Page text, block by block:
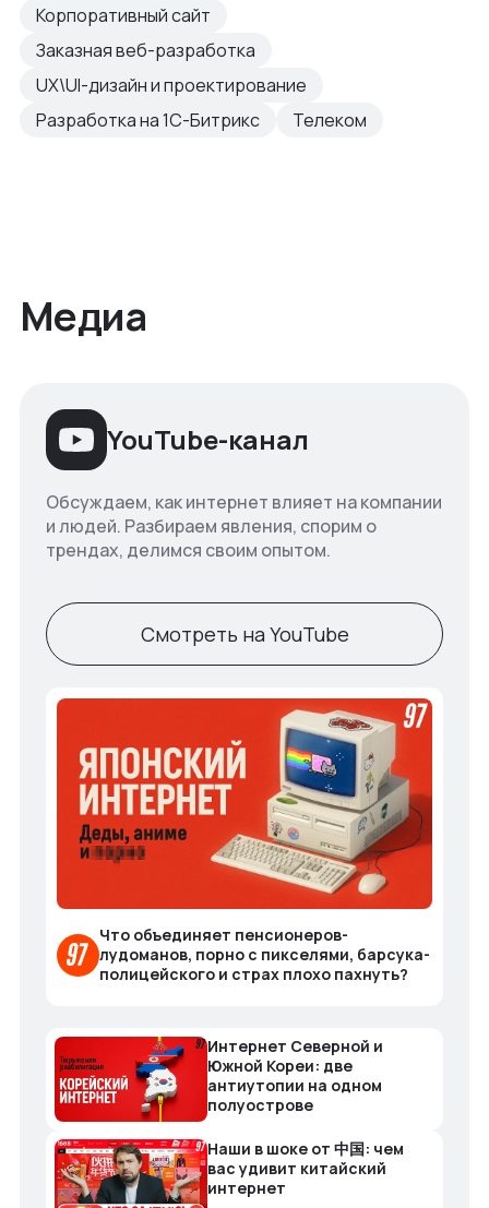
Корпоративный сайт
Заказная веб-разработка
UX\UI-дизайн и проектирование
Разработка на 1С-Битрикс
Телеком
Медиа
YouTube-канал
Обсуждаем, как интернет влияет на компании
и людей. Разбираем явления, спорим о
трендах, делимся своим опытом.
Смотреть на YouTube
Что объединяет пенсионеров-
лудоманов, порно с пикселями, барсука-
полицейского и страх плохо пахнуть?
Интернет Северной и
Южной Кореи: две
антиутопии на одном
полуострове
Наши в шоке от 中国: чем
вас удивит китайский
интернет